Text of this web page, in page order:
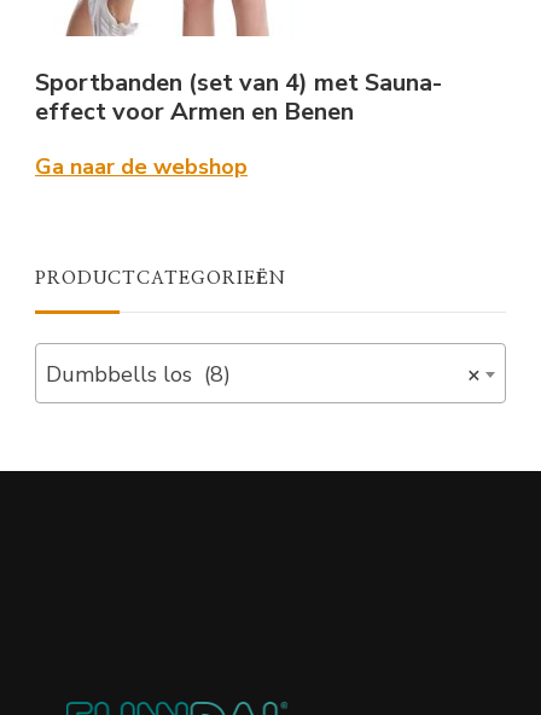
Sportbanden (set van 4) met Sauna-
effect voor Armen en Benen
Ga naar de webshop
PRODUCTCATEGORIEËN
×
Dumbbells los (8)